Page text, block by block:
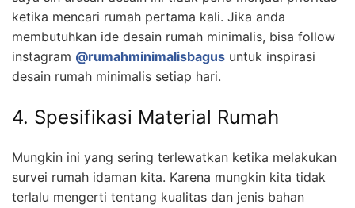
ketika mencari rumah pertama kali. Jika anda
membutuhkan ide desain rumah minimalis, bisa follow
instagram @rumahminimalisbagus untuk inspirasi
desain rumah minimalis setiap hari.
4. Spesifikasi Material Rumah
Mungkin ini yang sering terlewatkan ketika melakukan
survei rumah idaman kita. Karena mungkin kita tidak
terlalu mengerti tentang kualitas dan jenis bahan